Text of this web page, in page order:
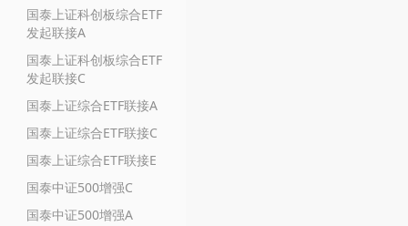
国泰上证科创板综合ETF
发起联接A
国泰上证科创板综合ETF
发起联接C
国泰上证综合ETF联接A
国泰上证综合ETF联接C
国泰上证综合ETF联接E
国泰中证500增强C
国泰中证500增强A